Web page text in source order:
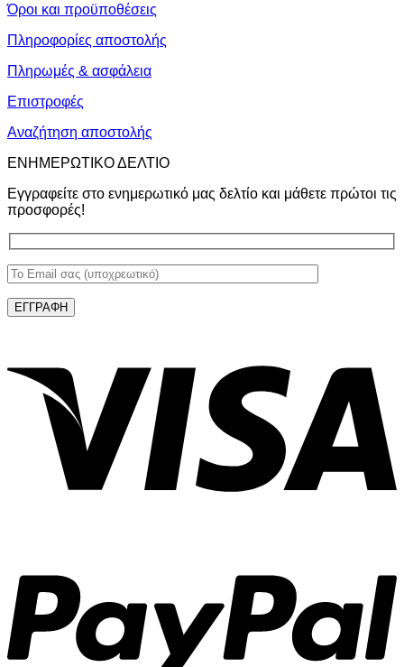
Όροι και προϋποθέσεις
Πληροφορίες αποστολής
Πληρωμές & ασφάλεια
Επιστροφές
Αναζήτηση αποστολής
ΕΝΗΜΕΡΩΤΙΚΟ ΔΕΛΤΙΟ
Εγγραφείτε στο ενημερωτικό μας δελτίο και μάθετε πρώτοι τις
προσφορές!